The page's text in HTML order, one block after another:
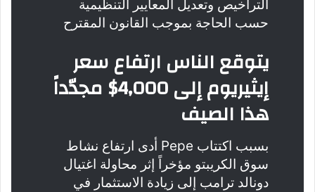
التراخيص وتعديل المعايير التنظيمية
حسب الحاجة بموجب القانون المقترح
يتوقع الناس ارتفاع سعر
إيثيريوم إلى 4,000$ مجدّداً
هذا الصيف
بسبب اكتتاب Pepe أدى ارتفاع نشاط
سوق الكريبتو مؤخراً إثر محاولة اغتيال
دونالد ترامب إلى زيادة الاستثمار في